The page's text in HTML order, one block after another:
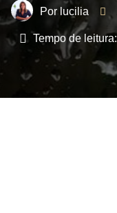
lucilia
Tempo de leitura: